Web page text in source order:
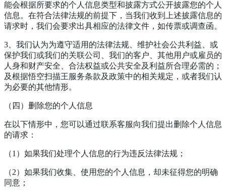
能会根据所要求的个人信息类型和披露方式公开披露您的个人
信息。在符合法律法规的前提下，当我们收到上述披露信息的
请求时，我们会要求出具相应的法律文件，如传票或调查函。
3、我们认为为遵守适用的法律法规、维护社会公共利益、或
保护我们或我们的关联公司、我们的客户、其他用户或雇员的
人身和财产安全、合法权益或公共安全及利益所合理必需的；
及根据悟空扫描王服务条款及政策中的相关规定，或者我们认
为必要的其他情形。
（四）删除您的个人信息
在以下情形中，您可以通过联系客服向我们提出删除个人信息
的请求：
（1）如果我们处理个人信息的行为违反法律法规；
（2）如果我们收集、使用您的个人信息，却未征得您的明确
同意；